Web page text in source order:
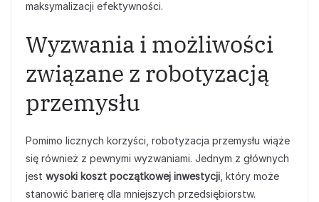
maksymalizacji efektywności.
Wyzwania i możliwości
związane z robotyzacją
przemysłu
Pomimo licznych korzyści, robotyzacja przemysłu wiąże
się również z pewnymi wyzwaniami. Jednym z głównych
jest wysoki koszt początkowej inwestycji , który może
stanowić barierę dla mniejszych przedsiębiorstw.